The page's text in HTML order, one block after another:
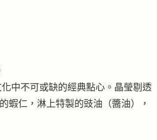
中不可或缺的經典點心。晶瑩剔透
蝦仁，淋上特製的豉油（醬油），